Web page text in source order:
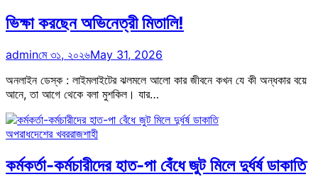
ভিক্ষা করছেন অভিনেত্রী মিতালি!
adminমে ৩১, ২০২৬May 31, 2026
অনলাইন ডেস্ক : লাইমলাইটের ঝলমলে আলো কার জীবনে কখন যে কী অন্ধকার বয়ে
আনে, তা আগে থেকে বলা মুশকিল। যার…
অপরাধদেশের খবররাজশাহী
কর্মকর্তা-কর্মচারীদের হাত-পা বেঁধে জুট মিলে দুর্ধর্ষ ডাকাতি